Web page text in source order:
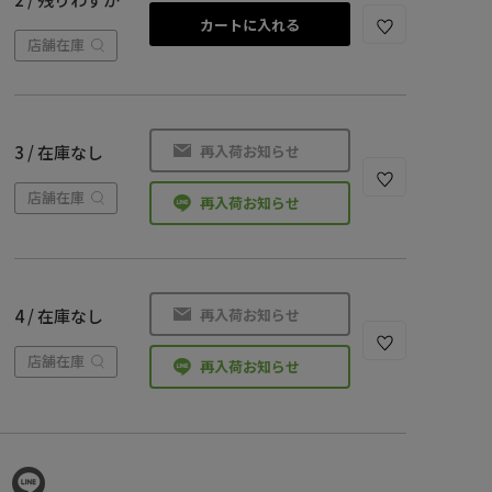
店舗在庫
カートに入れる
3 / 在庫なし
店舗在庫
再入荷お知らせ
再入荷お知らせ
4 / 在庫なし
店舗在庫
再入荷お知らせ
再入荷お知らせ